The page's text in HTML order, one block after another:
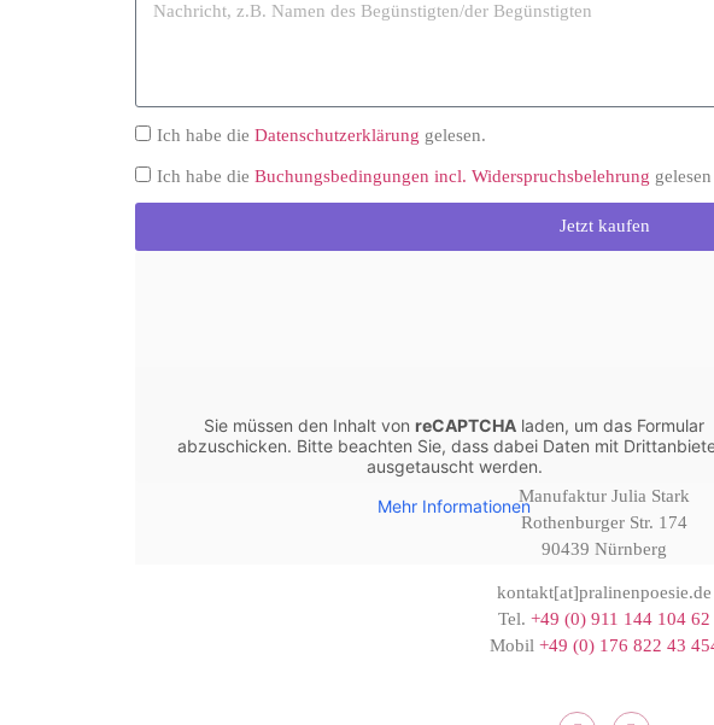
Ich habe die Datenschutzerklärung gelesen.
Ich habe die Buchungsbedingungen incl. Widerspruchsbelehrung
Jetzt kaufen
Sie müssen den Inhalt vonreCAPTCHA laden, um das Formular
abzuschicken. Bitte beachten Sie, dass dabei Daten mit
ausgetauscht werden.
Mehr InformationenManufaktur Julia Stark
Rothenburger Str. 174
90439 Nürnberg
kontakt[at]pralinenpoesie.de
Tel. +49 (0) 911 144 104 62
Mobil +49 (0) 176 822 43